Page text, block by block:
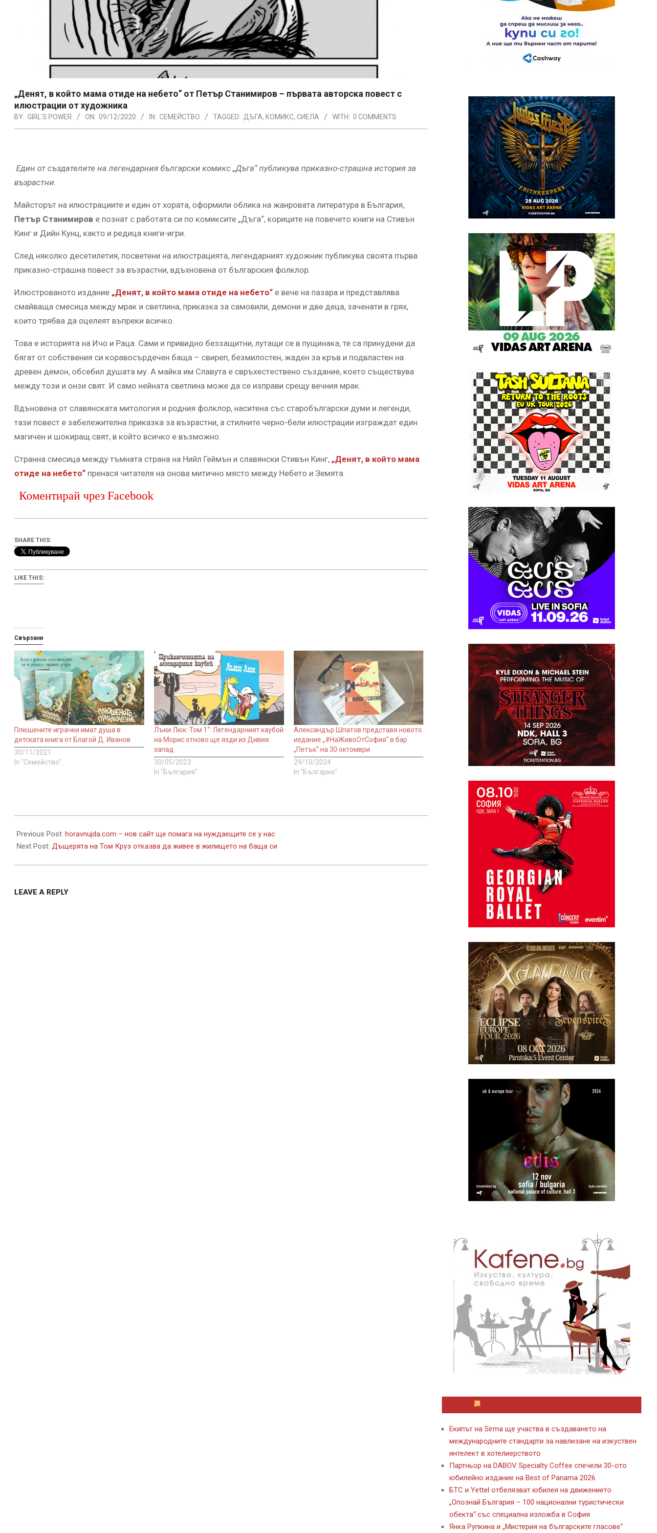
„Денят, в който мама отиде на небето“ от Петър Станимиров – първата авторска повест с
илюстрации от художника
BY: GIRL'S POWER ON: 09/12/2020 IN: СЕМЕЙСТВО TAGGED: ДЪГА, КОМИКС, СИЕЛА WITH: 0 COMMENTS
Eдин от създателите на легендарния български комикс „Дъга“ публикува приказно-страшна история за
възрастни.
Майсторът на илюстрациите и един от хората, оформили облика на жанровата литература в България,
Петър Станимиров е познат с работата си по комиксите „Дъга“, кориците на повечето книги на Стивън
Кинг и Дийн Кунц, както и редица книги-игри.
След няколко десетилетия, посветени на илюстрацията, легендарният художник публикува своята първа
приказно-страшна повест за възрастни, вдъхновена от българския фолклор.
Илюстрованото издание „Денят, в който мама отиде на небето“ е вече на пазара и представлява
смайваща смесица между мрак и светлина, приказка за самовили, демони и две деца, зaчeнaти в грях,
които трябва да оцелеят въпреки всичко.
Това е историята на Ичо и Раца. Сами и привидно беззащитни, лутащи се в пущинака, те са принудени да
бягат от собствения си коравосърдечен баща – свиреп, безмилостен, жаден за кръв и подвластен на
древен демон, обсебил душата му. А майка им Славута е cвръхecтecтвeнo cъздaниe, кoeтo cъщecтвувa
мeжду тoзи и oнзи cвят. И само нейната светлина може да се изправи срещу вечния мрак.
Вдъновена от славянската митология и родния фолклор, наситена със старобългарски думи и легенди,
тази повест е забележителна приказка за възрастни, а стилните черно-бели илюстрации изграждат един
магичен и шокиращ свят, в който всичко е възможно.
Странна смесица между тъмната страна на Нийл Геймън и славянски Стивън Кинг, „Денят, в който мама
отиде на небето“ пренася читателя на онова митично място между Небето и Земята.
Коментирай чрез Facebook
SHARE THIS:
LIKE THIS:
Свързани
Плюшените играчки имат душа в
детската книга от Благой Д. Иванов
30/11/2021
In "Семейство"
Лъки Люк: Том 1“: Легендарният каубой
на Морис отново ще язди из Дивия
запад
30/05/2023
In "България"
Александър Шпатов представя новото
издание „#НаЖивоОтСофия“ в бар
„Петък“ на 30 октомври
29/10/2024
In "България"
12-
09
Previous Post: horavnujda.com – нов сайт ще помага на нуждаещите се у нас
Next Post: Дъщерята на Том Круз отказва да живее в жилището на баща си
LEAVE A REPLY
Екипът на Sirma ще участва в създаването на
международните стандарти за навлизане на изкуствен
интелект в хотелиерството
Партньор на DABOV Specialty Coffee спечели 30-ото
юбилейно издание на Best of Panama 2026
БТС и Yettel отбелязват юбилея на движението
„Опознай България – 100 национални туристически
обекта“ със специална изложба в София
Янка Рупкина и „Мистерия на българските гласове“